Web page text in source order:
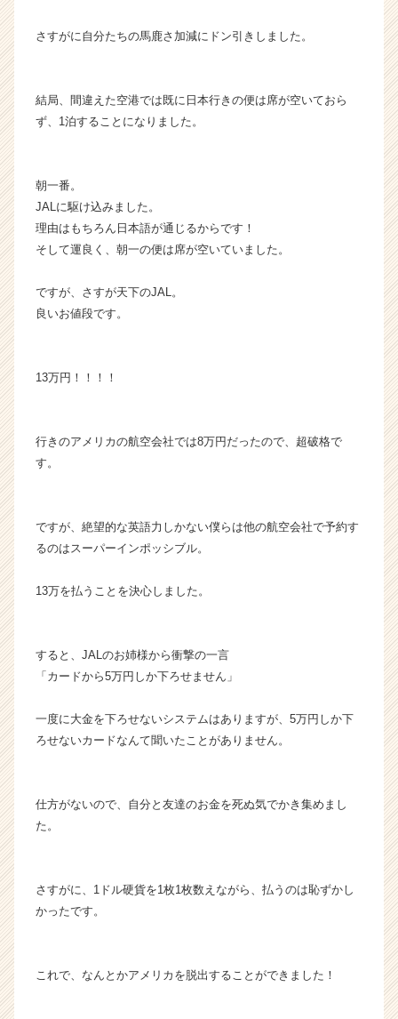
イ
ア
キ
h
e
e
C
さすがに自分たちの馬鹿さ加減にドン引きしました。
結局、間違えた空港では既に日本行きの便は席が空いておら
ず、1泊することになりました。
朝一番。
JALに駆け込みました。
理由はもちろん日本語が通じるからです！
そして運良く、朝一の便は席が空いていました。
ですが、さすが天下のJAL。
良いお値段です。
13万円！！！！
行きのアメリカの航空会社では8万円だったので、超破格で
す。
ですが、絶望的な英語力しかない僕らは他の航空会社で予約す
るのはスーパーインポッシブル。
13万を払うことを決心しました。
すると、JALのお姉様から衝撃の一言
「カードから5万円しか下ろせません」
一度に大金を下ろせないシステムはありますが、5万円しか下
ろせないカードなんて聞いたことがありません。
仕方がないので、自分と友達のお金を死ぬ気でかき集めまし
た。
さすがに、1ドル硬貨を1枚1枚数えながら、払うのは恥ずかし
かったです。
これで、なんとかアメリカを脱出することができました！